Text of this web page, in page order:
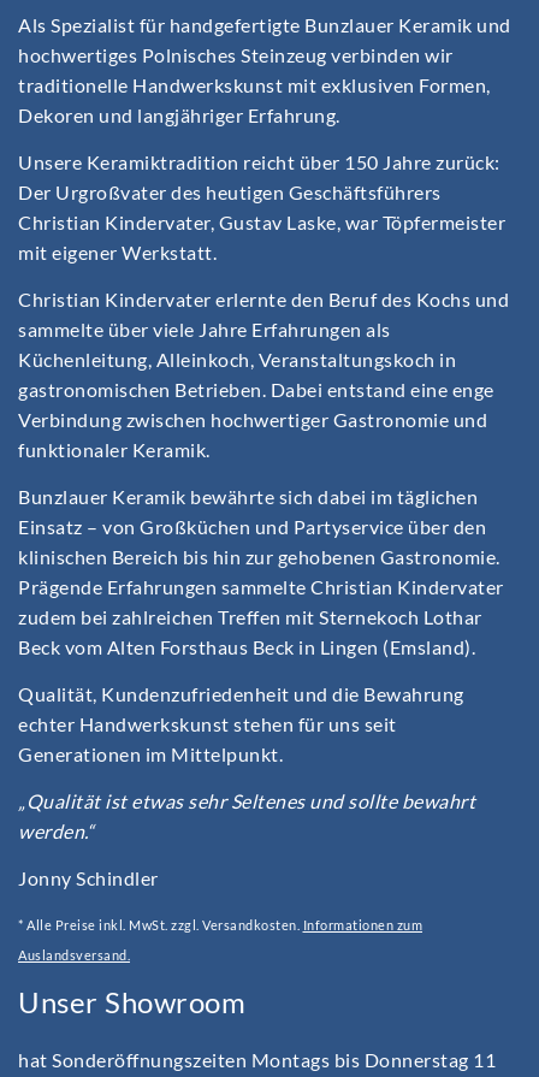
Als Spezialist für handgefertigte Bunzlauer Keramik und
hochwertiges Polnisches Steinzeug verbinden wir
traditionelle Handwerkskunst mit exklusiven Formen,
Dekoren und langjähriger Erfahrung.
Unsere Keramiktradition reicht über 150 Jahre zurück:
Der Urgroßvater des heutigen Geschäftsführers
Christian Kindervater, Gustav Laske, war Töpfermeister
mit eigener Werkstatt.
Christian Kindervater erlernte den Beruf des Kochs und
sammelte über viele Jahre Erfahrungen als
Küchenleitung, Alleinkoch, Veranstaltungskoch in
gastronomischen Betrieben. Dabei entstand eine enge
Verbindung zwischen hochwertiger Gastronomie und
funktionaler Keramik.
Bunzlauer Keramik bewährte sich dabei im täglichen
Einsatz – von Großküchen und Partyservice über den
klinischen Bereich bis hin zur gehobenen Gastronomie.
Prägende Erfahrungen sammelte Christian Kindervater
zudem bei zahlreichen Treffen mit Sternekoch Lothar
Beck vom Alten Forsthaus Beck in Lingen (Emsland).
Qualität, Kundenzufriedenheit und die Bewahrung
echter Handwerkskunst stehen für uns seit
Generationen im Mittelpunkt.
„Qualität ist etwas sehr Seltenes und sollte bewahrt
werden.“
Jonny Schindler
* Alle Preise inkl. MwSt. zzgl. Versandkosten. Informationen zum
Auslandsversand.
Unser Showroom
hat Sonderöffnungszeiten Montags bis Donnerstag 11